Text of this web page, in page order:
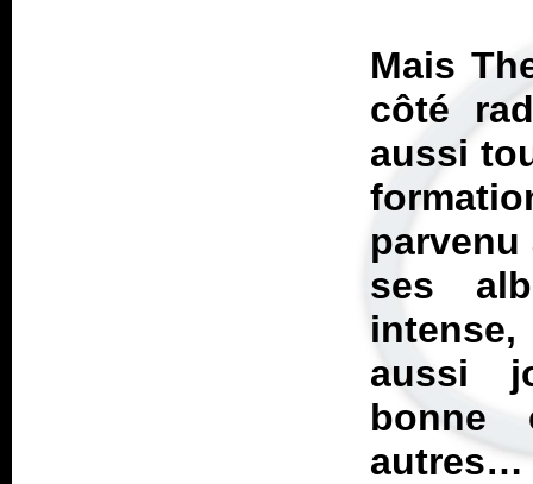
Mais
côté
aussi
parvenu
ses
aussi
bonne
autres…